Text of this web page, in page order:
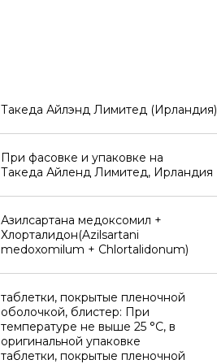
Такеда Айлэнд Лимитед (Ирландия)
При фасовке и упаковке на
Такеда Айленд Лимитед, Ирландия
Азилсартана медоксомил +
Хлорталидон(Azilsartani
medoxomilum + Chlortalidonum)
таблетки, покрытые пленочной
оболочкой, блистер: При
температуре не выше 25 °C, в
оригинальной упаковке
таблетки, покрытые пленочной